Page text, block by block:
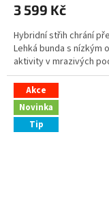
3 599 Kč
Hybridní střih chrání
Lehká bunda s nízkým
aktivity v mrazivých
Akce
Novinka
Tip